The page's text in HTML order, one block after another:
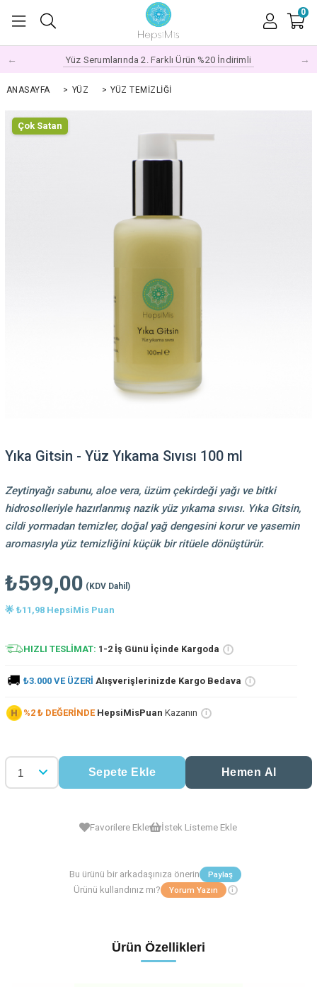
0
← Yüz Serumlarında 2. Farklı Ürün %20 İndirimli →
ANASAYFA > YÜZ > YÜZ TEMIZLIĞI
Çok Satan
Yıka Gitsin - Yüz Yıkama Sıvısı 100 ml
Zeytinyağı sabunu, aloe vera, üzüm çekirdeği yağı ve bitki
hidrosolleriyle hazırlanmış nazik yüz yıkama sıvısı. Yıka Gitsin,
cildi yormadan temizler, doğal yağ dengesini korur ve yasemin
aromasıyla yüz temizliğini küçük bir ritüele dönüştürür.
₺599,00 (KDV Dahil)
🌟 ₺11,98 HepsiMis Puan
HIZLI TESLİMAT: 1-2 İş Günü İçinde Kargoda i
🚚 ₺3.000 VE ÜZERİ Alışverişlerinizde Kargo Bedava i
%2 ₺ DEĞERİNDE HepsiMisPuan Kazanın i
Favorilere Ekle İstek Listeme Ekle
i
Ürün Özellikleri